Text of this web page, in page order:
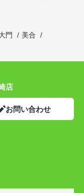
門
美合
店
お問い合わせ